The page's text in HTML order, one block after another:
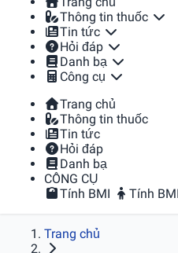
Thông tin thuốc
Tin tức
Hỏi đáp
Danh bạ
Công cụ
Trang chủ
Thông tin thuốc
Tin tức
Hỏi đáp
Danh bạ
CÔNG CỤ
Tính BMI
Tính
Trang chủ